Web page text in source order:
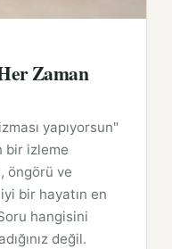
Zaman
yapıyorsun"
bir izleme
öngörü ve
bir hayatın en
hangisini
değil.